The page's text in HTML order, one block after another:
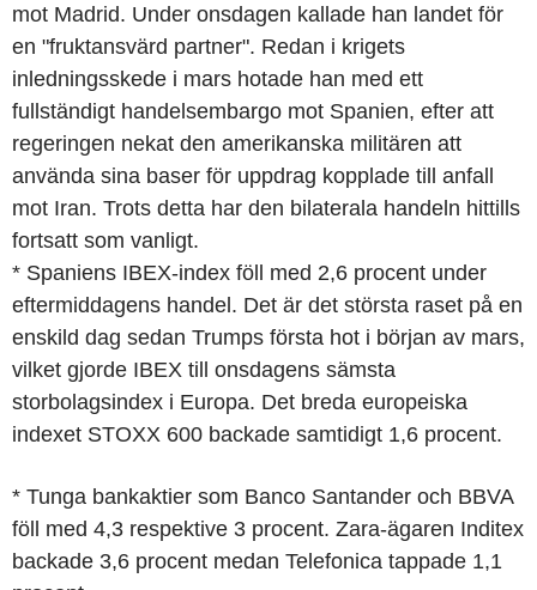
mot Madrid. Under onsdagen kallade han landet för
en "fruktansvärd partner". Redan i krigets
inledningsskede i mars hotade han med ett
fullständigt handelsembargo mot Spanien, efter att
regeringen nekat den amerikanska militären att
använda sina baser för uppdrag kopplade till anfall
mot Iran. Trots detta har den bilaterala handeln hittills
fortsatt som vanligt.
* Spaniens IBEX-index föll med 2,6 procent under
eftermiddagens handel. Det är det största raset på en
enskild dag sedan Trumps första hot i början av mars,
vilket gjorde IBEX till onsdagens sämsta
storbolagsindex i Europa. Det breda europeiska
indexet STOXX 600 backade samtidigt 1,6 procent.
* Tunga bankaktier som Banco Santander och BBVA
föll med 4,3 respektive 3 procent. Zara-ägaren Inditex
backade 3,6 procent medan Telefonica tappade 1,1